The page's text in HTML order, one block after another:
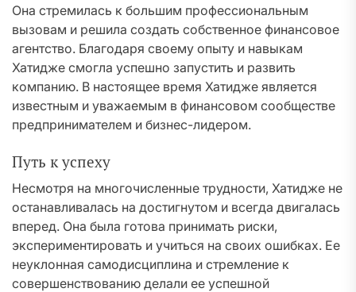
Она стремилась к большим профессиональным
вызовам и решила создать собственное финансовое
агентство. Благодаря своему опыту и навыкам
Хатидже смогла успешно запустить и развить
компанию. В настоящее время Хатидже является
известным и уважаемым в финансовом сообществе
предпринимателем и бизнес-лидером.
Путь к успеху
Несмотря на многочисленные трудности, Хатидже не
останавливалась на достигнутом и всегда двигалась
вперед. Она была готова принимать риски,
экспериментировать и учиться на своих ошибках. Ее
неуклонная самодисциплина и стремление к
совершенствованию делали ее успешной